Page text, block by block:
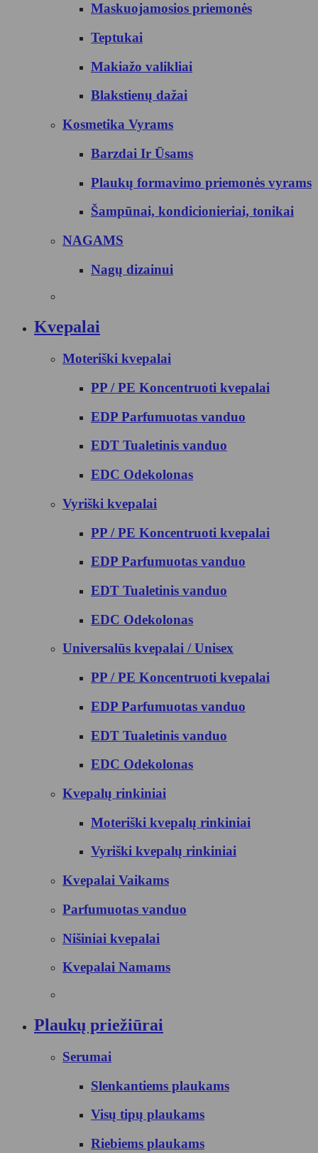
Maskuojamosios priemonės
Teptukai
Makiažo valikliai
Blakstienų dažai
Kosmetika Vyrams
Barzdai Ir Ūsams
Plaukų formavimo priemonės vyrams
Šampūnai, kondicionieriai, tonikai
NAGAMS
Nagų dizainui
Kvepalai
Moteriški kvepalai
PP / PE Koncentruoti kvepalai
EDP Parfumuotas vanduo
EDT Tualetinis vanduo
EDC Odekolonas
Vyriški kvepalai
PP / PE Koncentruoti kvepalai
EDP Parfumuotas vanduo
EDT Tualetinis vanduo
EDC Odekolonas
Universalūs kvepalai / Unisex
PP / PE Koncentruoti kvepalai
EDP Parfumuotas vanduo
EDT Tualetinis vanduo
EDC Odekolonas
Kvepalų rinkiniai
Moteriški kvepalų rinkiniai
Vyriški kvepalų rinkiniai
Kvepalai Vaikams
Parfumuotas vanduo
Nišiniai kvepalai
Kvepalai Namams
Plaukų priežiūrai
Serumai
Slenkantiems plaukams
Visų tipų plaukams
Riebiems plaukams